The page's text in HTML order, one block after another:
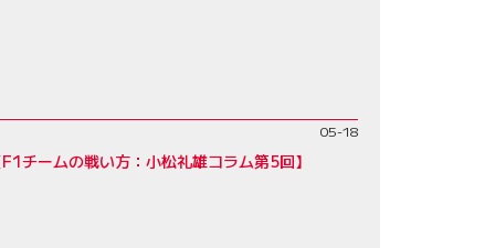
05-18
チームの戦い方：小松礼雄コラム第5回】